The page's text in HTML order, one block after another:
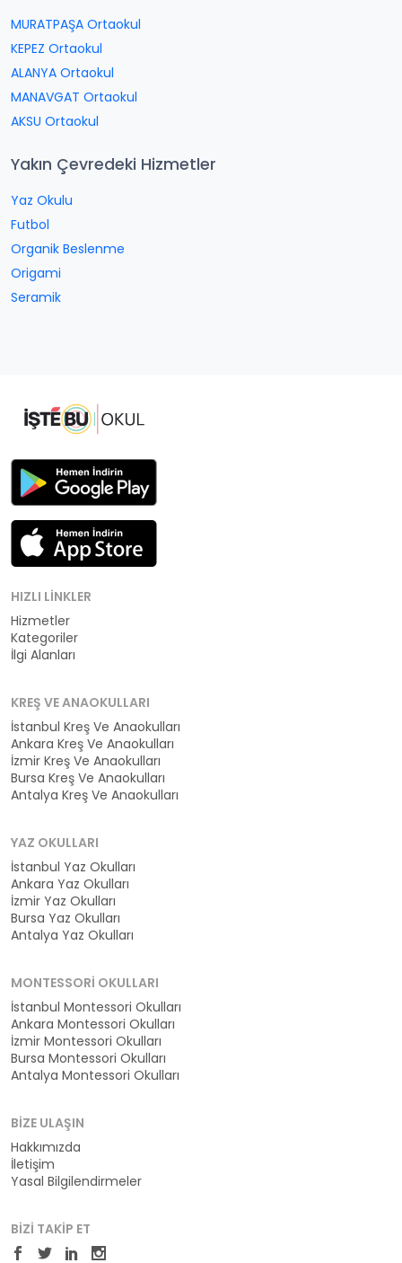
MURATPAŞA Ortaokul
KEPEZ Ortaokul
ALANYA Ortaokul
MANAVGAT Ortaokul
AKSU Ortaokul
Yakın Çevredeki Hizmetler
Yaz Okulu
Futbol
Organik Beslenme
Origami
Seramik
HIZLI LINKLER
Hizmetler
Kategoriler
İlgi Alanları
KREŞ VE ANAOKULLARI
İstanbul Kreş Ve Anaokulları
Ankara Kreş Ve Anaokulları
İzmir Kreş Ve Anaokulları
Bursa Kreş Ve Anaokulları
Antalya Kreş Ve Anaokulları
YAZ OKULLARI
İstanbul Yaz Okulları
Ankara Yaz Okulları
İzmir Yaz Okulları
Bursa Yaz Okulları
Antalya Yaz Okulları
MONTESSORI OKULLARI
İstanbul Montessori Okulları
Ankara Montessori Okulları
İzmir Montessori Okulları
Bursa Montessori Okulları
Antalya Montessori Okulları
BIZE ULAŞIN
Hakkımızda
İletişim
Yasal Bilgilendirmeler
BIZI TAKIP ET